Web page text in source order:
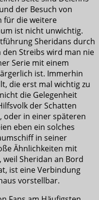
der Besuch von
für die weitere
ist nicht unwichtig.
Sheridans durch
den Streibs wird man nie
Serie mit einem
ist. Immerhin
die erst mal wichtig zu
die Gelegenheit
der Schatten
oder in einer späteren
eben ein solches
in seiner
Ähnlichkeiten mit
Sheridan an Bord
ist eine Verbindung
vorstellbar.